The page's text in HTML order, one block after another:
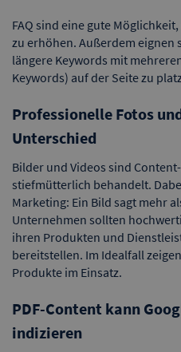
FAQ sind eine gute
zu erhöhen. Außerdem eignen
längere Keywords mit
Keywords) auf der Seite zu
Professionelle Fotos
Unterschied
Bilder und Videos sind
stiefmütterlich behandelt.
Marketing: Ein Bild sagt mehr
Unternehmen sollten
ihren Produkten und
bereitstellen. Im Idealfall
Produkte im Einsatz.
PDF-Content kann
indizieren